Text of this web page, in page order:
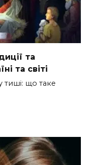
та
та світі
тиші: що таке